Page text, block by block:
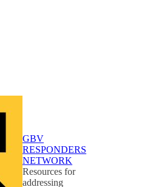
GBV
RESPONDERS
NETWORK
Resources for
addressing